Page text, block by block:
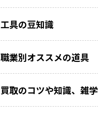
工具の豆知識
職業別オススメの道具
買取のコツや知識、雑学